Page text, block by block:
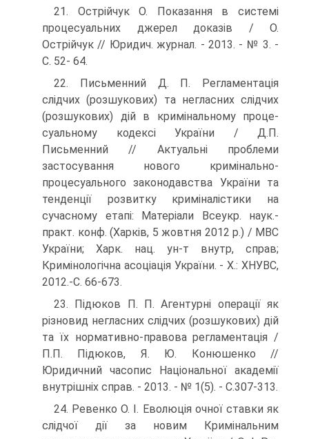
21. Острійчук О. Показання в системі
процесуальних джерел до­казів / О.
Острійчук // Юридич. журнал. - 2013. - № 3. -
С. 52- 64.
22. Письменний Д. П. Регламентація
слідчих (розшукових) та нег­ласних слідчих
(розшукових) дій в кримінальному проце­
суальному кодексі України / Д.П.
Письменний // Актуальні проблеми
застосування нового кримінально-
процесуального законодавства України та
тенденції розвитку криміналісти­ки на
сучасному етапі: Матеріали Всеукр. наук.-
практ. конф. (Харків, 5 жовтня 2012 р.) / MBC
України; Харк. нац. ун-т внутр, справ;
Кримінологічна асоціація України. - X.: ХНУВС,
2012.-С. 66-673.
23. Підюков П. П. Агентурні операції як
різновид негласних слід­чих (розшукових) дій
та їх нормативно-правова регламента­ція /
П.П. Підюков, Я. Ю. Конюшенко //
Юридичний часопис Національної академії
внутрішніх справ. - 2013. - № 1(5). - С.307-313.
24. Ревенко О. І. Еволюція очної ставки як
слідчої дії за новим Кримінальним